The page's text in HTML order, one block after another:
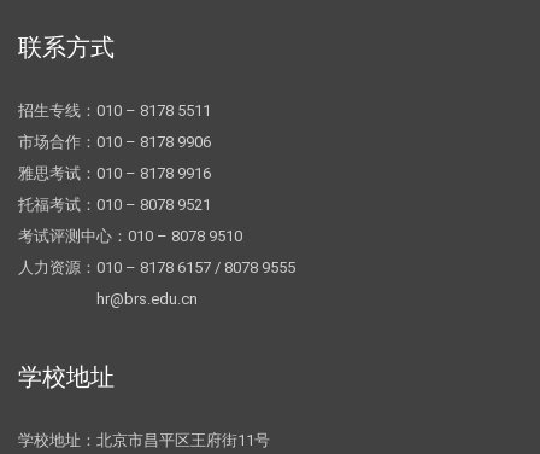
联系方式
招生专线：010 – 8178 5511
市场合作：010 – 8178 9906
雅思考试：010 – 8178 9916
托福考试：010 – 8078 9521
考试评测中心：010 – 8078 9510
人力资源：010 – 8178 6157 / 8078 9555
hr@brs.edu.cn
学校地址
学校地址：北京市昌平区王府街11号